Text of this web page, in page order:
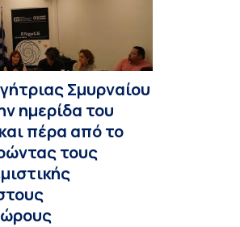
Σμυρναίου
ημερίδα του
πέρα από το
τους